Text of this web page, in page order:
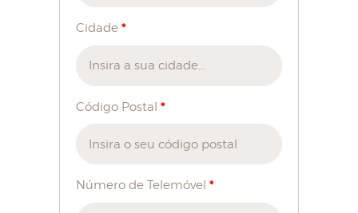
Cidade *
Código Postal *
Número de Telemóvel *